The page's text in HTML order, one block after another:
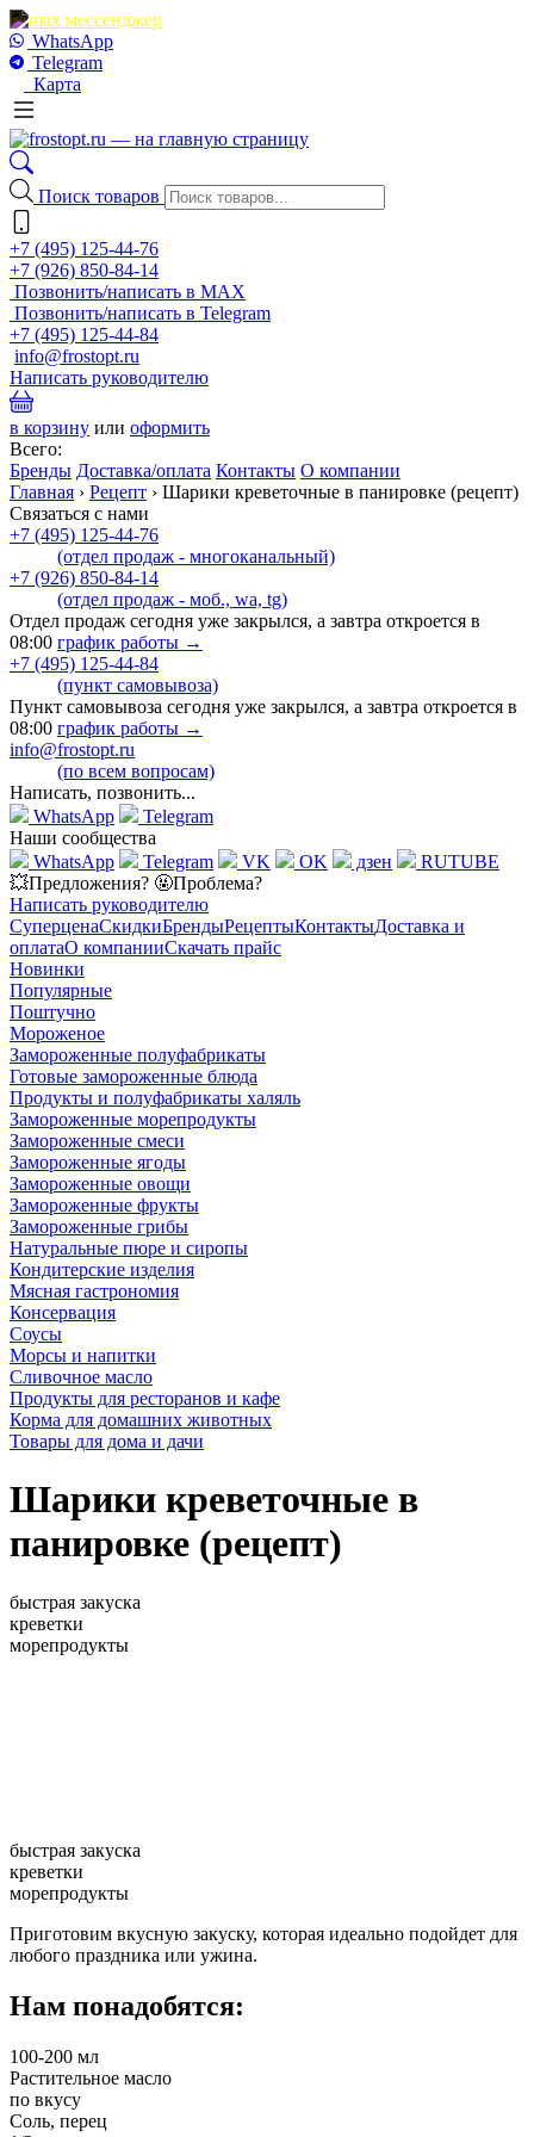
WhatsApp
Telegram
Карта
Поиск товаров
+7 (495) 125-44-76
+7 (926) 850-84-14
Позвонить/написать в MAX
Позвонить/написать в Telegram
+7 (495) 125-44-84
info@frostopt.ru
Написать руководителю
в корзину или оформить
Всего:
Бренды Доставка/оплата Контакты О компании
Главная › Рецепт › Шарики креветочные в панировке (рецепт)
Связаться с нами
+7 (495) 125-44-76
(отдел продаж - многоканальный)
+7 (926) 850-84-14
(отдел продаж - моб., wa, tg)
Отдел продаж сегодня уже закрылся, а завтра откроется в
08:00 график работы →
+7 (495) 125-44-84
(пункт самовывоза)
Пункт самовывоза сегодня уже закрылся, а завтра откроется в
08:00 график работы →
info@frostopt.ru
(по всем вопросам)
Написать, позвонить...
WhatsApp
Telegram
Наши сообщества
WhatsApp
Telegram VK OK дзен
RUTUBE
💥Предложения? 🤬Проблема?
Написать руководителю
СуперценаСкидкиБрендыРецептыКонтактыДоставка и
оплатаО компанииСкачать прайс
Новинки
Популярные
Поштучно
Мороженое
Замороженные полуфабрикаты
Готовые замороженные блюда
Продукты и полуфабрикаты халяль
Замороженные морепродукты
Замороженные смеси
Замороженные ягоды
Замороженные овощи
Замороженные фрукты
Замороженные грибы
Натуральные пюре и сиропы
Кондитерские изделия
Мясная гастрономия
Консервация
Соусы
Морсы и напитки
Сливочное масло
Продукты для ресторанов и кафе
Корма для домашних животных
Товары для дома и дачи
Шарики креветочные в
панировке (рецепт)
быстрая закуска
креветки
морепродукты
быстрая закуска
креветки
морепродукты
Приготовим вкусную закуску, которая идеально подойдет для
любого праздника или ужина.
Нам понадобятся:
100-200 мл
Растительное масло
по вкусу
Соль, перец